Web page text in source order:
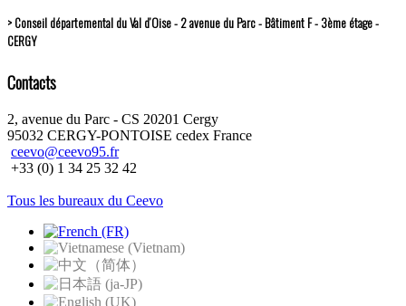
> Conseil départemental du Val d’Oise - 2 avenue du Parc - Bâtiment F - 3ème étage -
CERGY
Contacts
2, avenue du Parc - CS 20201 Cergy
95032 CERGY-PONTOISE cedex France
ceevo@ceevo95.fr
+33 (0) 1 34 25 32 42
Tous les bureaux du Ceevo